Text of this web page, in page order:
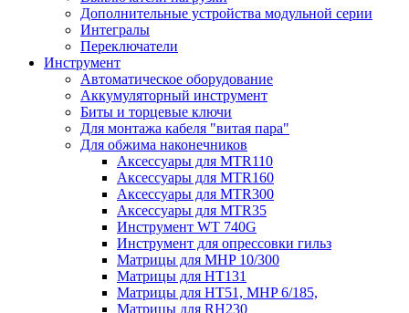
Дополнительные устройства модульной серии
Интегралы
Переключатели
Инструмент
Автоматическое оборудование
Аккумуляторный инструмент
Биты и торцевые ключи
Для монтажа кабеля "витая пара"
Для обжима наконечников
Аксессуары для MTR110
Аксессуары для MTR160
Аксессуары для MTR300
Аксессуары для MTR35
Инструмент WT 740G
Инструмент для опрессовки гильз
Матрицы для MHP 10/300
Матрицы для НТ131
Матрицы для НТ51, MHP 6/185,
Матрицы для RH230